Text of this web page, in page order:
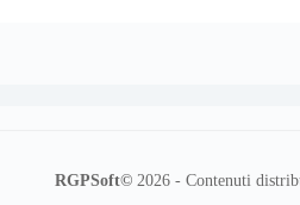
RGPSoft©2026 - Contenuti